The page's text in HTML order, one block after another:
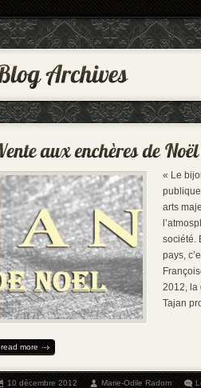
« Le
arts
société.
pays,
2012, la
Tajan
read more
10 décembre 2012 Marie-Odile Radom